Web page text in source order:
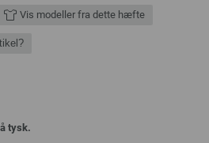
Vis modeller fra dette hæfte
tysk.